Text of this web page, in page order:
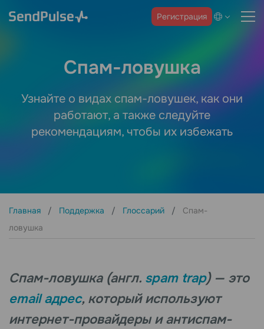
Регистрация
Спам-ловушка
Узнайте о видах спам-ловушек, как они
работают, а также следуйте
рекомендациям, чтобы их избежать
Главная Поддержка Глоссарий
Спам-
ловушка
Спам-ловушка (англ. spam trap) — это
email адрес, который используют
интернет-провайдеры и антиспам-